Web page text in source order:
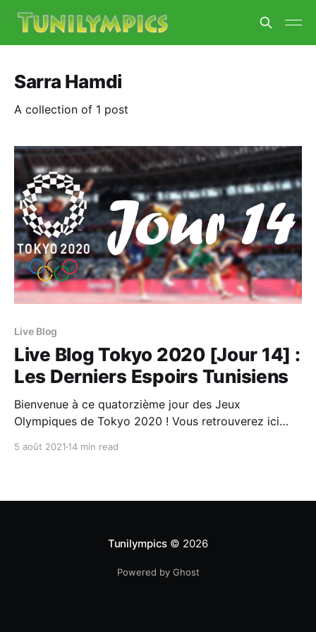
Sarra Hamdi
A collection of 1 post
Live Blog
Live Blog Tokyo 2020 [Jour 14] :
Les Derniers Espoirs Tunisiens
Bienvenue à ce quatorzième jour des Jeux
Olympiques de Tokyo 2020 ! Vous retrouverez ici
5 août 2021 14 min read
Tunilympics © 2026
Powered by Ghost